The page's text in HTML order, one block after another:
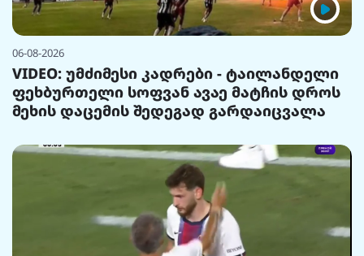
06-08-2026
VIDEO: უმძიმესი კადრები - ტაილანდელი
ფეხბურთელი სოფვან ავაე მატჩის დროს
მეხის დაცემის შედეგად გარდაიცვალა